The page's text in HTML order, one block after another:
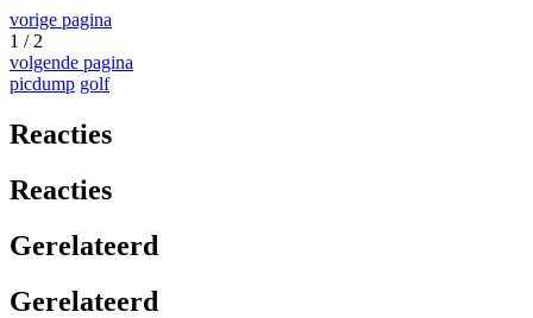
vorige pagina
1 / 2
volgende pagina
picdump golf
Reacties
Reacties
Gerelateerd
Gerelateerd